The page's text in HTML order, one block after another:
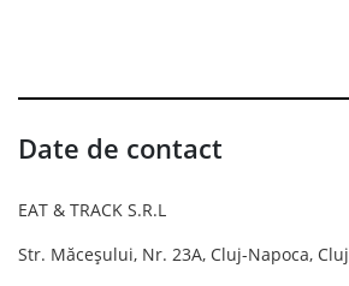
Date de contact
EAT & TRACK S.R.L
Str. Măceșului, Nr. 23A, Cluj-Napoca, Cluj